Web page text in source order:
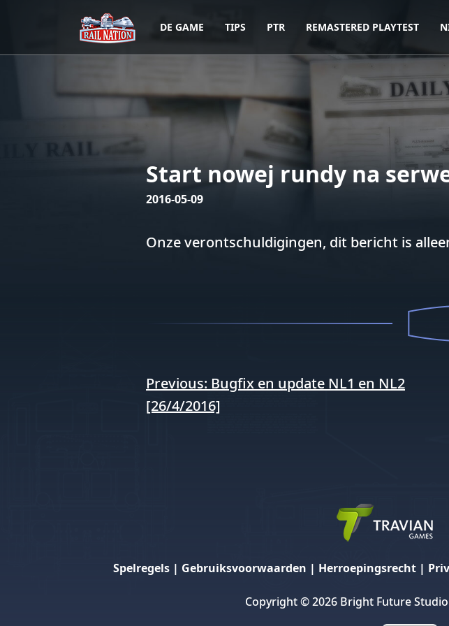
DE GAME TIPS PTR REMASTERED PLAYTEST
Start nowej rundy na
2016-05-09
Onze verontschuldigingen, dit bericht is
Berichtnavigatie
Previous: Bugfix en update NL1 en NL2
[26/4/2016]
Spelregels| Gebruiksvoorwaarden | Herroepingsrecht|
Copyright © 2026 Bright Future